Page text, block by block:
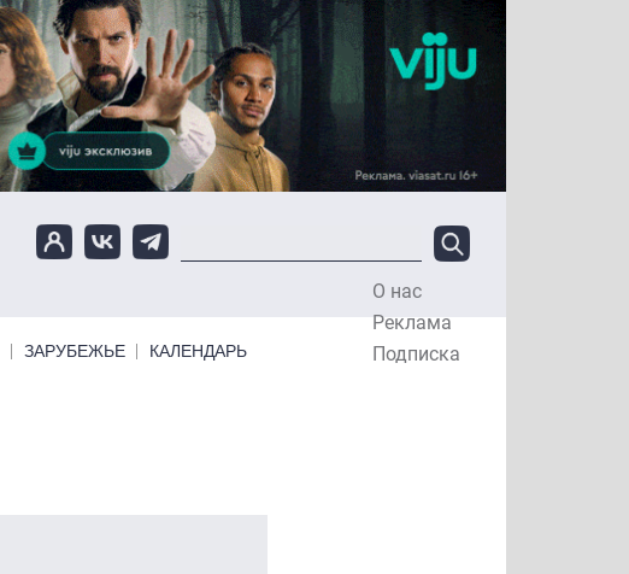
О нас
Реклама
Подписка
ЗАРУБЕЖЬЕ КАЛЕНДАРЬ